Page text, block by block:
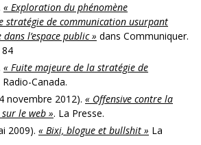
« Exploration du phénomène
stratégie de communication usurpant
l’espace public » dans Communiquer.
84
« Fuite majeure de la stratégie de
Radio-Canada.
novembre 2012). « Offensive contre la
le web ». La Presse.
2009). « Bixi, blogue et bullshit » La